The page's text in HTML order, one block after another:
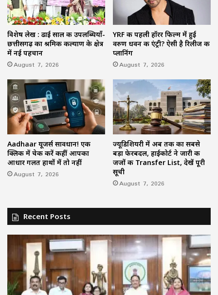
विशेष लेख : ढाई साल की उपलब्धियाँ-
छत्तीसगढ़ का श्रमिक कल्याण के क्षेत्र
में नई पहचान
August 7, 2026
YRF की पहली हॉरर फिल्म में हुई
वरुण धवन की एंट्री? ऐसी है रिलीज की
प्लानिंग
August 7, 2026
Aadhaar यूजर्स सावधान! एक
क्लिक में चेक करें कहीं आपका
आधार गलत हाथों में तो नहीं
August 7, 2026
ज्यूडिशियरी में अब तक का सबसे
बड़ा फेरबदल, हाईकोर्ट ने जारी की
जजों की Transfer List, देखें पूरी
सूची
August 7, 2026
Recent Posts